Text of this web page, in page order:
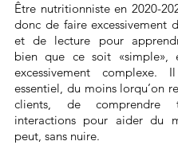
Être nutritionniste en 2020-
donc de faire excessivement
et de lecture pour
bien que ce soit «simple»,
excessivement complexe.
essentiel, du moins lorqu’on
clients, de comprendre
interactions pour aider du
peut, sans nuire.